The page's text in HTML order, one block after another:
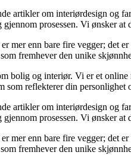
artikler om interiørdesign og
prosessen. Vi ønsker
mer enn bare fire vegger; det
fremhever den unike
og interiør. Vi er et online
som reflekterer din personlighet
artikler om interiørdesign og
prosessen. Vi ønsker
mer enn bare fire vegger; det
fremhever den unike